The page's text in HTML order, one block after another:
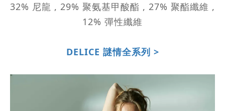
32% 尼龍 , 29% 聚氨基甲酸酯 , 27% 聚酯纖維 ,
12% 彈性纖維
DELICE 謎情全系列 >